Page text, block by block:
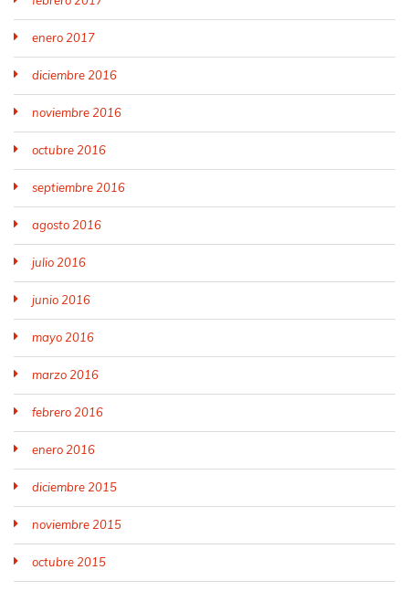
enero 2017
diciembre 2016
noviembre 2016
octubre 2016
septiembre 2016
agosto 2016
julio 2016
junio 2016
mayo 2016
marzo 2016
febrero 2016
enero 2016
diciembre 2015
noviembre 2015
octubre 2015